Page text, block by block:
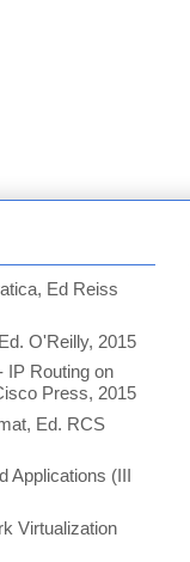
Ed Reiss
O'Reilly, 2015
IP Routing on
Press, 2015
Ed. RCS
Applications (III
Virtualization